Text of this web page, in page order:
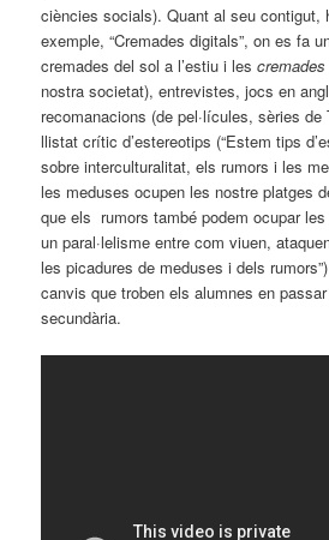
ciències socials). Quant al seu contigut,
exemple, “Cremades digitals”, on es fa
cremades del sol a l’estiu i lescremades
nostra societat), entrevistes, jocs en
recomanacions (de pel·lícules, sèries
llistat crític d’estereotips (“Estem tips
sobre interculturalitat, els rumors i les
les meduses ocupen les nostre platges
que els rumors també podem ocupar
un paral·lelisme entre com viuen,
les picadures de meduses i dels
canvis que troben els alumnes en
secundària.